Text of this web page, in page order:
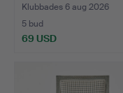
L…
Klubbades 6 aug 2026
5 bud
69 USD